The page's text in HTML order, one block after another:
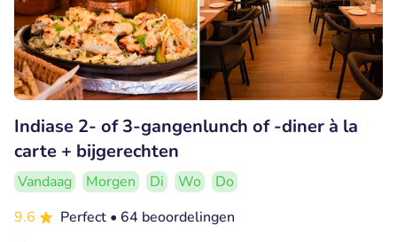
Indiase 2- of 3-gangenlunch of -diner à la
carte + bijgerechten
Vandaag Morgen Di Wo
Do
9.6
Perfect • 64 beoordelingen